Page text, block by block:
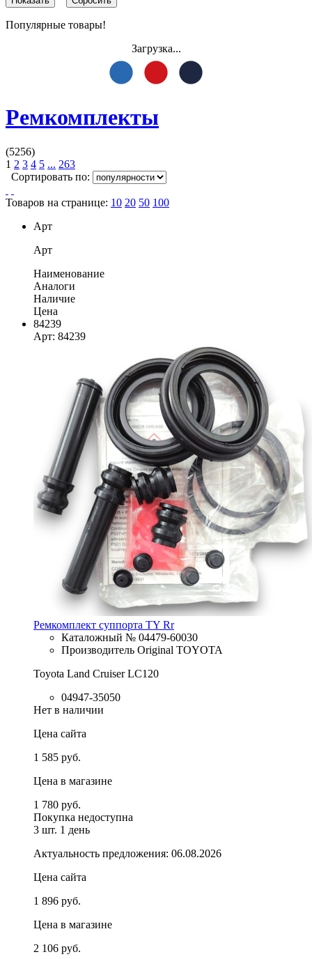
Популярные товары!
Загрузка...
Ремкомплекты
(5256)
1 2 3 4 5 ... 263
Сортировать по:
Товаров на странице: 10 20 50 100
Арт
Арт
Наименование
Аналоги
Наличие
Цена
84239
Арт: 84239
Ремкомплект суппорта TY Rr
Каталожный № 04479-60030
Производитель Original TOYOTA
Toyota Land Cruiser LC120
04947-35050
Нет в наличии
Цена сайта
1 585 руб.
Цена в магазине
1 780 руб.
Покупка недоступна
3 шт. 1 день
Актуальность предложения: 06.08.2026
Цена сайта
1 896 руб.
Цена в магазине
2 106 руб.